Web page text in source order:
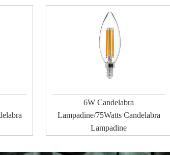
6W Candelabra
Lampadine/75Watts Candelabra
Lampadine